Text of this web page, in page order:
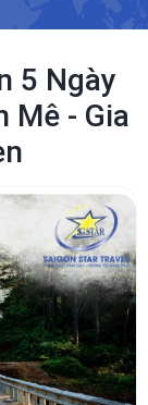
5 Ngày
Mê - Gia